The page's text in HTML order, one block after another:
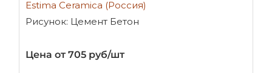
Estima Ceramica (Россия)
Рисунок: Цемент Бетон
Цена от 705 руб/шт